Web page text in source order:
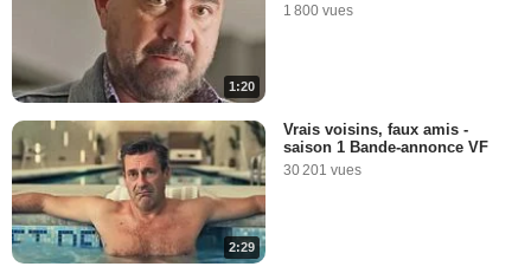
1:20
1 800 vues
2:29
Vrais voisins, faux amis -
saison 1 Bande-annonce VF
30 201 vues